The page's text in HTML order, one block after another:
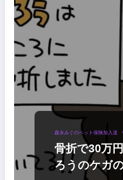
森永みぐのペット保険加入道
骨折で30万
ろうのケガ